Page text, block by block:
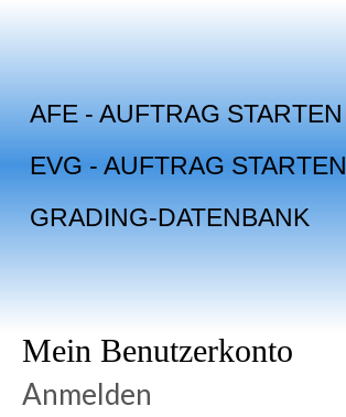
AFE - AUFTRAG STARTEN
EVG - AUFTRAG STARTEN
GRADING-DATENBANK
Mein Benutzerkonto
Anmelden